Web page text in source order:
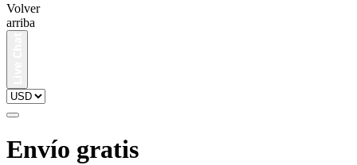
Volver
arriba
Envío gratis